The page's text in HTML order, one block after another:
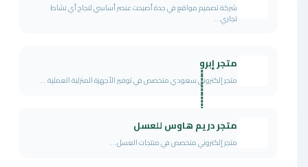
شركة تصميم مواقع في جدة أصبحت عنصر أساسي لنجاح أي نشاط
تجاري...
متجر إبروٍٍٍٍٍٍٍٍٍٍٍٍٍٍٍٍٍٍٍٍٍٍٍٍٍٍٍٍٍٍٍٍٍٍٍٍٍٍٍٍٍ
متجر إلكتروني سعودي متخصص في توفير الأجهزة المنزلية العملية ...
متجر دريم هاوس للعسل
متجر إلكتروني متخصص في منتجات العسل....